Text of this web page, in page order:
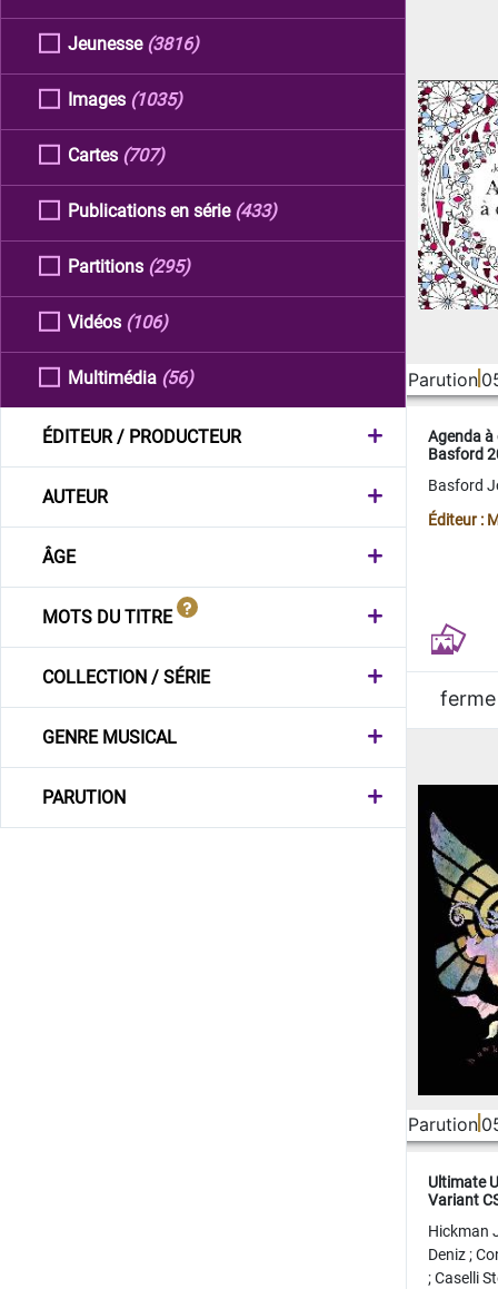
Jeunesse (3816)
Images (1035)
Cartes (707)
Publications en série (433)
Partitions (295)
Vidéos (106)
Multimédia (56)
ÉDITEUR / PRODUCTEUR
AUTEUR
ÂGE
MOTS DU TITRE
COLLECTION / SÉRIE
GENRE MUSICAL
PARUTION
Parution
Agenda
Basford
Basford
Éditeur :
ferme
Parution
Ultimate
Variant
Hickman
Deniz;
;Caselli